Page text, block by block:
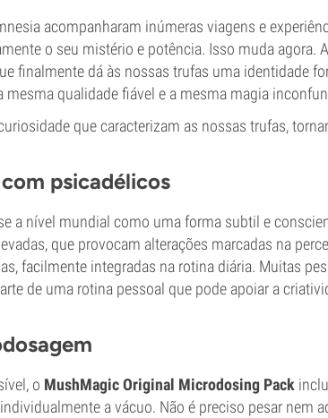
acompanharam inúmeras viagens e
o seu mistério e potência. Isso muda agora.
finalmente dá às nossas trufas uma identidade
qualidade fiável e a mesma magia
que caracterizam as nossas trufas,
psicadélicos
a nível mundial como uma forma subtil e
que provocam alterações marcadas na
facilmente integradas na rotina diária. Muitas
de uma rotina pessoal que pode apoiar a
o MushMagic Original Microdosing Pack
a vácuo. Não é preciso pesar nem